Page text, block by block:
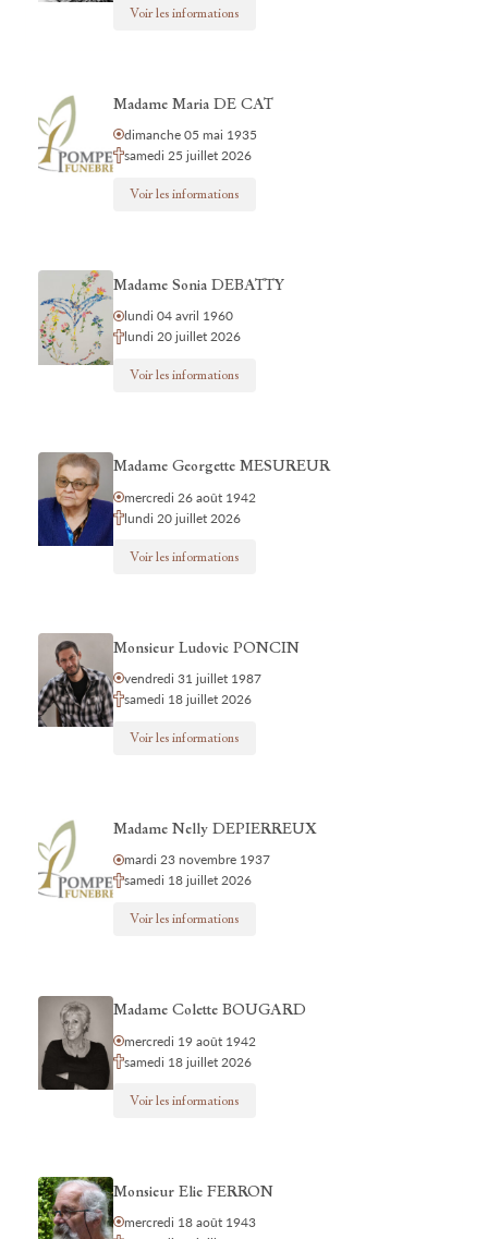
Voir les informations
Madame Maria DE CAT
dimanche 05 mai 1935
samedi 25 juillet 2026
Voir les informations
Madame Sonia DEBATTY
lundi 04 avril 1960
lundi 20 juillet 2026
Voir les informations
Madame Georgette MESUREUR
mercredi 26 août 1942
lundi 20 juillet 2026
Voir les informations
Monsieur Ludovic PONCIN
vendredi 31 juillet 1987
samedi 18 juillet 2026
Voir les informations
Madame Nelly DEPIERREUX
mardi 23 novembre 1937
samedi 18 juillet 2026
Voir les informations
Madame Colette BOUGARD
mercredi 19 août 1942
samedi 18 juillet 2026
Voir les informations
Monsieur Elie FERRON
mercredi 18 août 1943